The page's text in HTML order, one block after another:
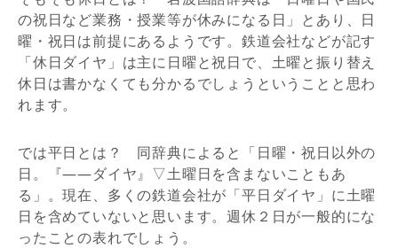
の祝日など業務・授業等が休みになる日」とあり、日
曜・祝日は前提にあるようです。鉄道会社などが記す
「休日ダイヤ」は主に日曜と祝日で、土曜と振り替え
休日は書かなくても分かるでしょうということと思わ
れます。
では平日とは？ 同辞典によると「日曜・祝日以外の
日。『――ダイヤ』▽土曜日を含まないこともあ
る」。現在、多くの鉄道会社が「平日ダイヤ」に土曜
日を含めていないと思います。週休２日が一般的にな
ったことの表れでしょう。